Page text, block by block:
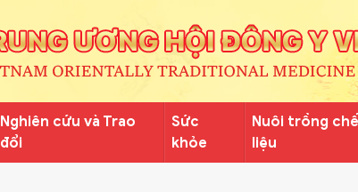
Nghiên cứu và Trao
đổi
Sức
khỏe
Nuôi trồng
liệu